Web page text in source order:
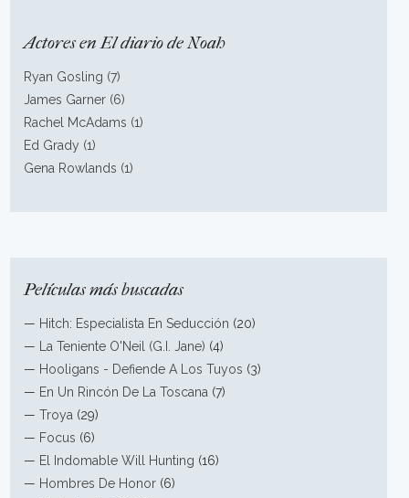
Actores en El diario de Noah
Ryan Gosling (7)
James Garner (6)
Rachel McAdams (1)
Ed Grady (1)
Gena Rowlands (1)
Películas más buscadas
— Hitch: Especialista En Seducción (20)
—
La Teniente O'Neil (G.I. Jane) (4)
— Hooligans - Defiende A Los Tuyos (3)
— En Un Rincón De La Toscana (7)
—Troya (29)
— Focus (6)
— El Indomable Will Hunting (16)
— Hombres De Honor (6)